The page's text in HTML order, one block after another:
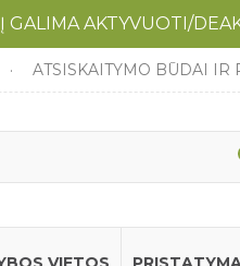
GALIMA AKTYVUOTI/
ATSISKAITYMO BŪDAI IR